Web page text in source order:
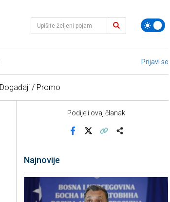
Prijavi se
Događaji / Promo
Podijeli ovaj članak
Najnovije